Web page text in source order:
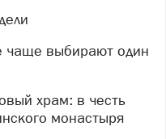
монастыря